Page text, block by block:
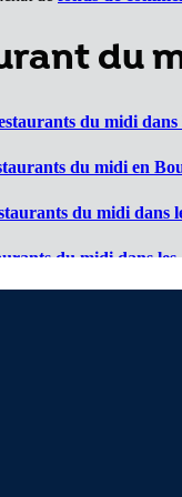
du
du midi dans
du midi en
du midi dans
du midi dans